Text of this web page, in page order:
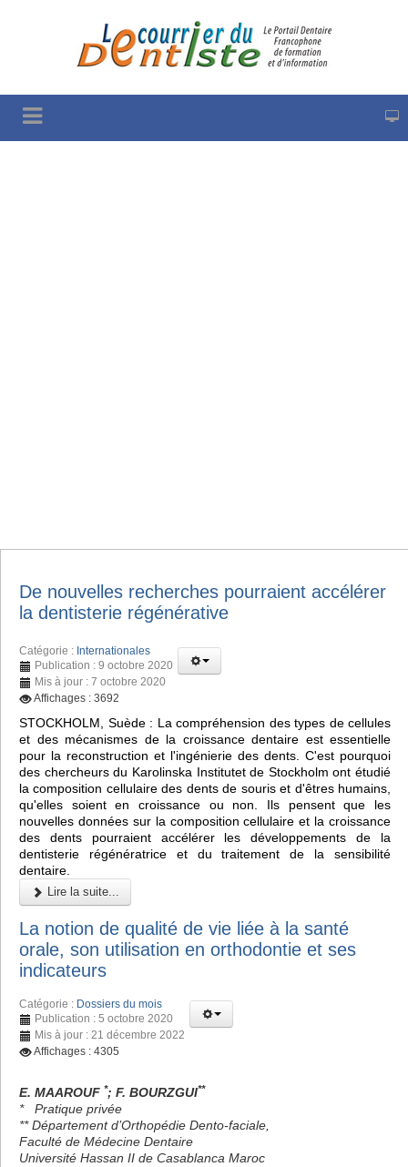
De nouvelles recherches pourraient accélérer
la dentisterie régénérative
Catégorie : Internationales
Publication : 9 octobre 2020
Mis à jour : 7 octobre 2020
Affichages : 3692
STOCKHOLM, Suède : La compréhension des types de cellules
et des mécanismes de la croissance dentaire est essentielle
pour la reconstruction et l'ingénierie des dents. C'est pourquoi
des chercheurs du Karolinska Institutet de Stockholm ont étudié
la composition cellulaire des dents de souris et d'êtres humains,
qu'elles soient en croissance ou non. Ils pensent que les
nouvelles données sur la composition cellulaire et la croissance
des dents pourraient accélérer les développements de la
dentisterie régénératrice et du traitement de la sensibilité
dentaire.
Lire la suite...
La notion de qualité de vie liée à la santé
orale, son utilisation en orthodontie et ses
indicateurs
Catégorie : Dossiers du mois
Publication : 5 octobre 2020
Mis à jour : 21 décembre 2022
Affichages : 4305
E. MAAROUF *; F. BOURZGUI**
* Pratique privée
** Département d’Orthopédie Dento-faciale,
Faculté de Médecine Dentaire
Université Hassan II de Casablanca Maroc